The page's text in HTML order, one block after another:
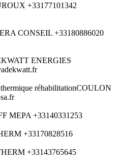
+33177101342
CONSEIL +33180886020
ENERGIES
réhabilitationCOULON
MEPA +33140331253
+33170828516
+33143765645